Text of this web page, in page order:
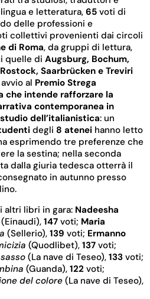
e letteratura, 65 voti di
delle professioni e
collettivi provenienti dai circoli
di Roma, da gruppi di lettura,
quelle di Augsburg, Bochum,
Saarbrücken e Treviri
al Premio Strega
che intende rafforzare la
contemporanea in
dell’italianistica: un
degli 8 atenei hanno letto
esprimendo tre preferenze che
la sestina; nella seconda
dalla giuria tedesca otterrà il
in autunno presso
altri libri in gara: Nadeesha
(Einaudi), 147 voti; Maria
(Sellerio), 139 voti; Ermanno
(Quodlibet), 137 voti;
(La nave di Teseo), 133 voti;
(Guanda), 122 voti;
del colore(La nave di Teseo),